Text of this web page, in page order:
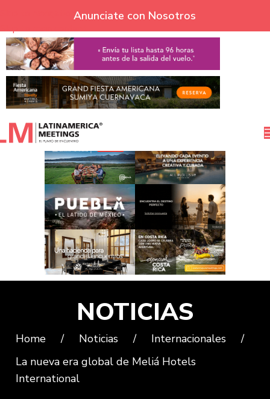
Skip to navigation
Skip to main content
Anunciate con Nosotros
NOTICIAS
Home / Noticias / Internacionales
/
La nueva era global de Meliá Hotels
International